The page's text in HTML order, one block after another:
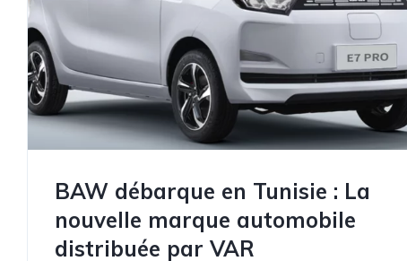
BAW débarque en Tunisie : La
nouvelle marque automobile
distribuée par VAR